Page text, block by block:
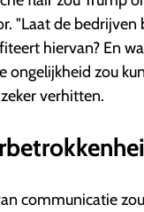
"Laat de
hiervan? En
ongelijkheid zou
verhitten.
communicatie